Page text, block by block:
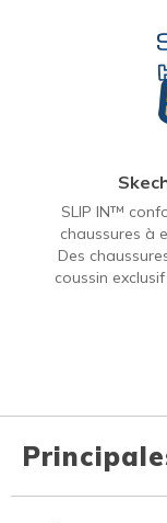
SLIP IN™
chaussures à
Des
coussin